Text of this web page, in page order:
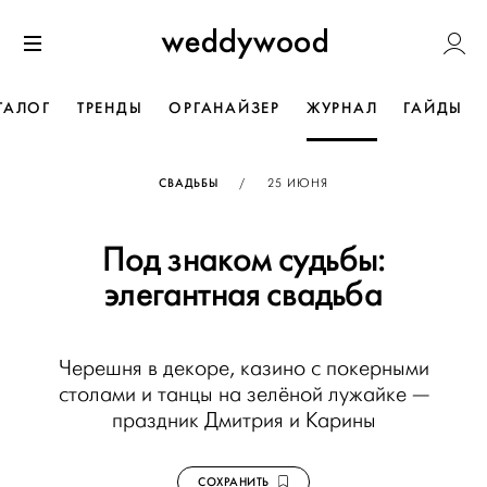
к содержанию
Weddywood
ТРЕНДЫ ОРГАНАЙЗЕР ЖУРНАЛ ГАЙДЫ
СВАДЬБЫ / ОПУБЛИКОВАНО
25 ИЮНЯ
Под знаком судьбы:
элегантная свадьба
Черешня в декоре, казино с покерными
столами и танцы на зелёной лужайке —
праздник Дмитрия и Карины
СОХРАНИТЬ